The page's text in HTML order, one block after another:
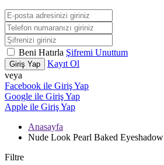
Beni Hatırla Şifremi Unuttum
Giriş Yap
Kayıt Ol
veya
Facebook ile Giriş Yap
Google ile Giriş Yap
Apple ile Giriş Yap
Anasayfa
Nude Look Pearl Baked Eyeshadow
Filtre